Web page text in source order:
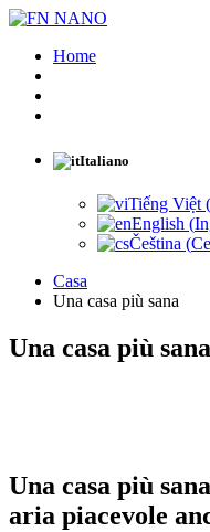
Home
Italiano
Tiếng Việt (
English (
Čeština (
Casa
Una casa più sana
Una casa più sana
Una casa più sana
aria piacevole